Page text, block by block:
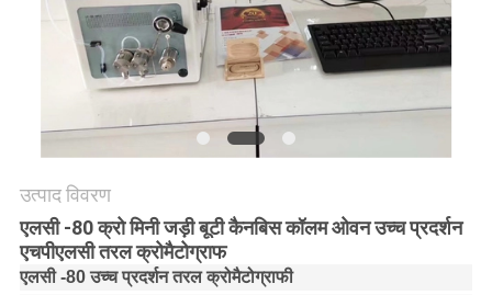
PRIVACY
POLICY
उत्पाद विवरण
एलसी -80 क्रो मिनी जड़ी बूटी कैनबिस कॉलम ओवन उच्च प्रदर्शन
एचपीएलसी तरल क्रोमैटोग्राफ
एलसी -80 उच्च प्रदर्शन तरल क्रोमैटोग्राफी